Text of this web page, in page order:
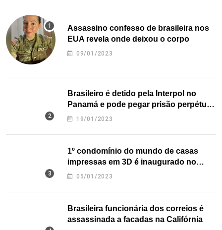
Assassino confesso de brasileira nos
EUA revela onde deixou o corpo
09/01/2023
Brasileiro é detido pela Interpol no
Panamá e pode pegar prisão perpétua
nos EUA
19/01/2023
1º condomínio do mundo de casas
impressas em 3D é inaugurado no
Texas
05/01/2023
Brasileira funcionária dos correios é
assassinada a facadas na Califórnia